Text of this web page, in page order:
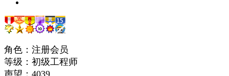
角色：注册会员
等级：初级工程师
声望： 4039